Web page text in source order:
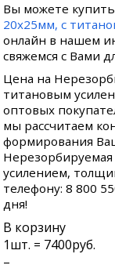
Вы можете купить
20x25мм, с
онлайн в нашем
свяжемся с Вами
Цена на
титановым
оптовых
мы рассчитаем
формирования
усилением,
телефону: 8 800
дня!
В корзину
1шт. = 7400руб.
–